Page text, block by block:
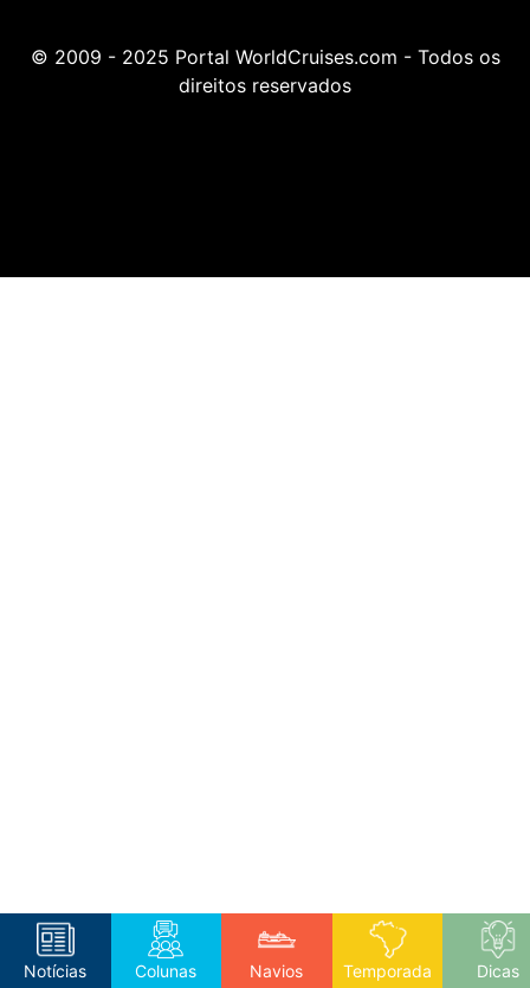
© 2009 - 2025 Portal WorldCruises.com - Todos os
direitos reservados
Notícias Colunas Navios Temporada Dicas